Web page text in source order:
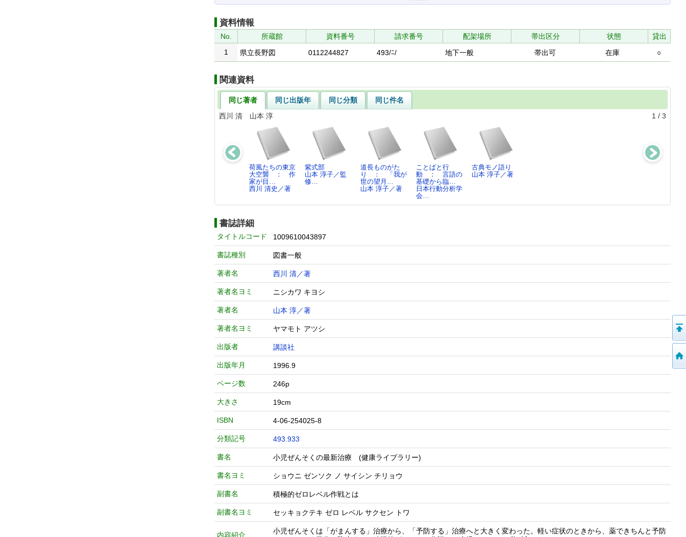
資料情報
No. 所蔵館 資料番号 請求番号 配架場所 帯出区分 状態
貸出
1
県立長野図 0112244827 493/ﾆ/ 地下一般 帯出可 在庫 ○
関連資料
同じ著者 同じ出版年 同じ分類
同じ件名
西川 清 山本 淳
1 / 3
荷風たちの東京
大空襲 ： 作
家が目…
西川 清史／著
紫式部
山本 淳子／監
修…
道長ものがた
り ： 「我が
世の望月…
山本 淳子／著
ことばと行
動 ： 言語の
基礎から臨…
日本行動分析学
会…
古典モノ語り
山本 淳子／著
書誌詳細
タイトルコード 1009610043897
書誌種別 図書一般
著者名 西川 清／著
著者名ヨミ ニシカワ キヨシ
著者名 山本 淳／著
著者名ヨミ ヤマモト アツシ
出版者 講談社
出版年月 1996.9
ページ数 246p
大きさ 19cm
ISBN 4-06-254025-8
分類記号 493.933
書名 小児ぜんそくの最新治療 (健康ライブラリー)
書名ヨミ ショウニ ゼンソク ノ サイシン チリョウ
副書名 積極的ゼロレベル作戦とは
副書名ヨミ セッキョクテキ ゼロ レベル サクセン トワ
内容紹介
小児ぜんそくは「がまんする」治療から、「予防する」治療へと大きく変わった。軽い症状のときから、薬できちんと予防